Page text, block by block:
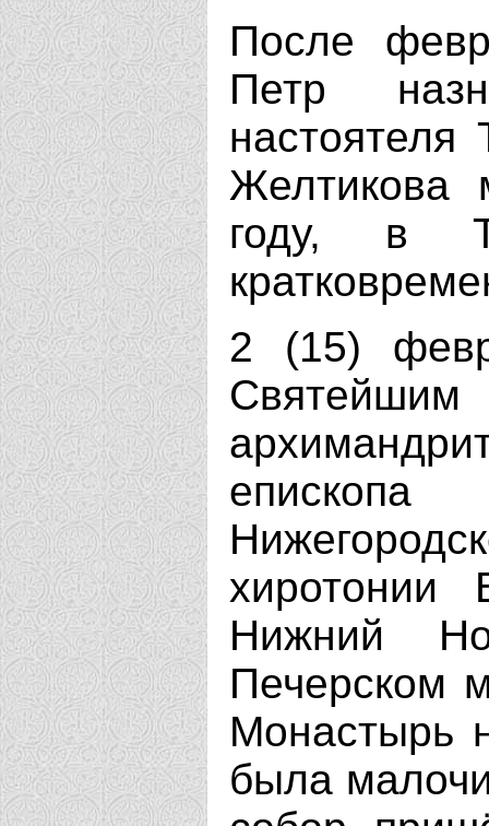
После
Петр
настоятеля
году, в
2 (15)
епископа
Нижний
Печерском
Монастырь
была